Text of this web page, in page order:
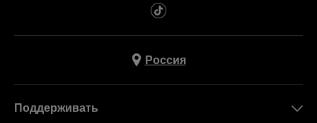
Россия
Поддерживать